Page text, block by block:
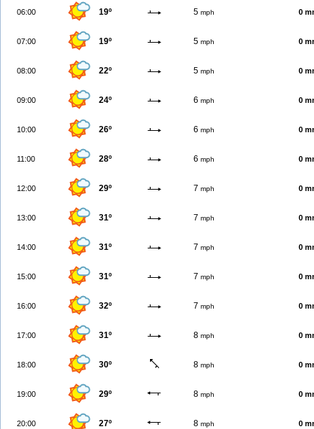
06:00 19º 5 mph 0
07:00 19º 5 mph 0
08:00 22º 5 mph 0
09:00 24º 6 mph 0
10:00 26º 6 mph 0
11:00 28º 6 mph 0
12:00 29º 7 mph 0
13:00 31º 7 mph 0
14:00 31º 7 mph 0
15:00 31º 7 mph 0
16:00 32º 7 mph 0
17:00 31º 8 mph 0
18:00 30º 8 mph 0
19:00 29º 8 mph 0
20:00 27º 8 mph 0